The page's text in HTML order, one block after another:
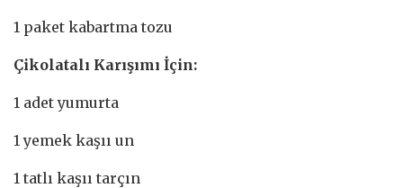
1 paket kabartma tozu
Çikolatalı Karışımı İçin:
1 adet yumurta
1 yemek kaşıı un
1 tatlı kaşıı tarçın